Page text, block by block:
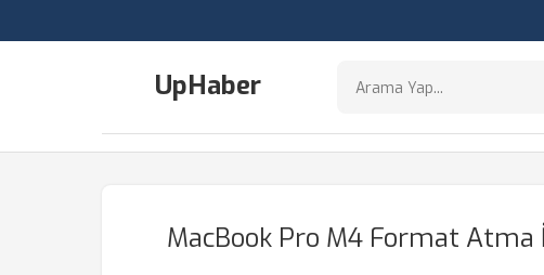
UpHaber
MacBook Pro M4 Format